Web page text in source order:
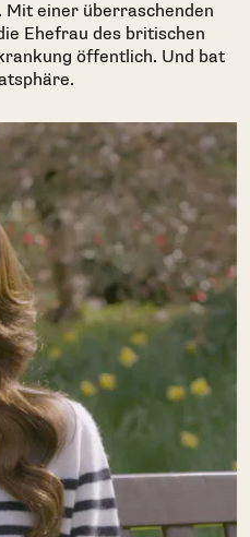
einer überraschenden
Ehefrau des britischen
öffentlich. Und bat